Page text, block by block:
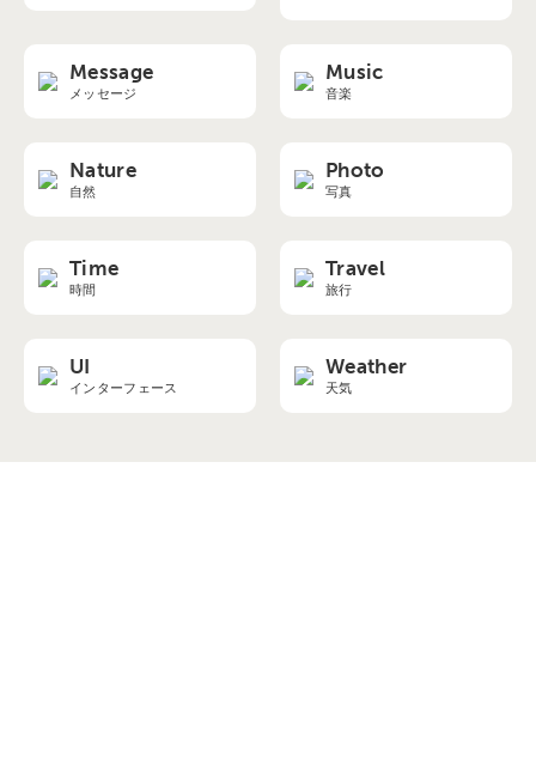
Message
メッセージ
Music
音楽
Nature
自然
Photo
写真
Time
時間
Travel
旅行
UI
インターフェース
Weather
天気